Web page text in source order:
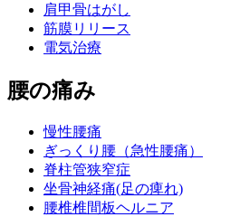
肩甲骨はがし
筋膜リリース
電気治療
腰の痛み
慢性腰痛
ぎっくり腰（急性腰痛）
脊柱管狭窄症
坐骨神経痛(足の痺れ)
腰椎椎間板ヘルニア